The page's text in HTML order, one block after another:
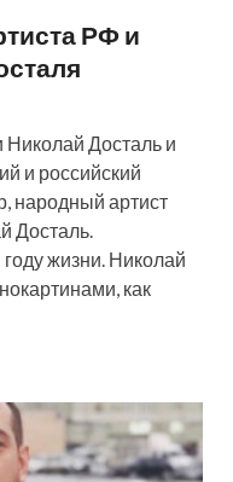
РФ и
Николай Досталь и
и российский
народный артист
Досталь.
жизни. Николай
как